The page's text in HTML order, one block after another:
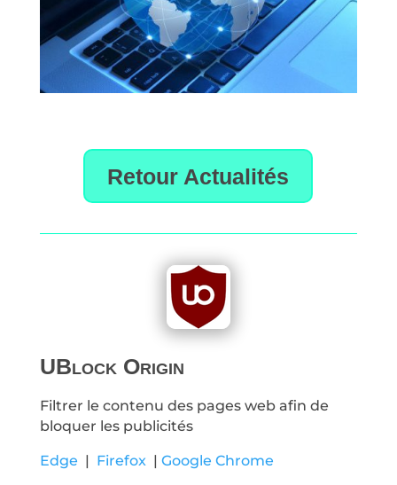
Retour Actualités
UBlock Origin
Filtrer le contenu des pages web afin de
bloquer les publicités
Edge | Firefox| Google Chrome